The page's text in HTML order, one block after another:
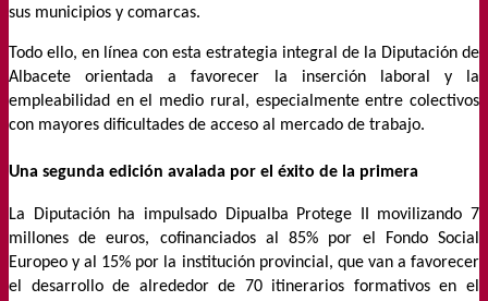
sus municipios y comarcas.
Todo ello, en línea con esta estrategia integral de la Diputación de
Albacete orientada a favorecer la inserción laboral y la
empleabilidad en el medio rural, especialmente entre colectivos
con mayores dificultades de acceso al mercado de trabajo.
Una segunda edición avalada por el éxito de la primera
La Diputación ha impulsado Dipualba Protege II movilizando 7
millones de euros, cofinanciados al 85% por el Fondo Social
Europeo y al 15% por la institución provincial, que van a favorecer
el desarrollo de alrededor de 70 itinerarios formativos en el